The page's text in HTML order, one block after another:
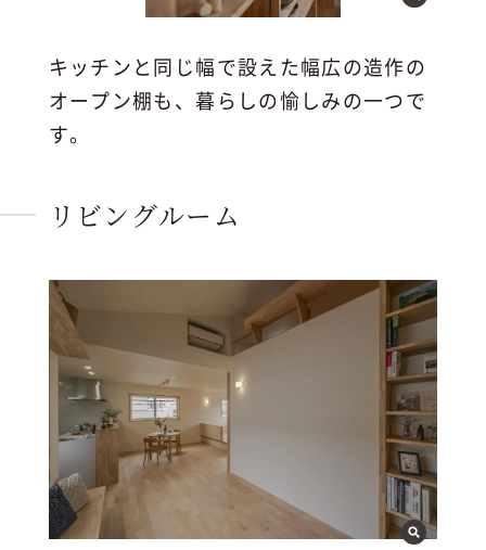
キッチンと同じ幅で設えた幅広の造作の
オープン棚も、暮らしの愉しみの一つで
す。
リビングルーム